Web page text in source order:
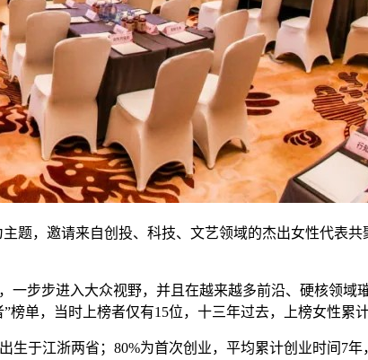
题，邀请来自创投、科技、文艺领域的杰出女性代表
步步进入大众视野，并且在越来越多前沿、硬核领域
单，当时上榜者仅有15位，十三年过去，上榜女性累计
于江浙两省；80%为首次创业，平均累计创业时间7年